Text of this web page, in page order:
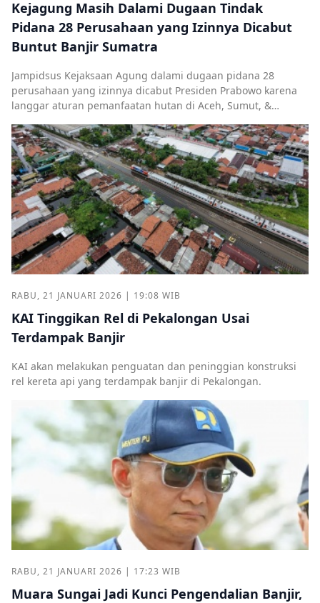
Kejagung Masih Dalami Dugaan Tindak
Pidana 28 Perusahaan yang Izinnya Dicabut
Buntut Banjir Sumatra
Jampidsus Kejaksaan Agung dalami dugaan pidana 28
perusahaan yang izinnya dicabut Presiden Prabowo karena
langgar aturan pemanfaatan hutan di Aceh, Sumut, &
RABU, 21 JANUARI 2026 | 19:08 WIB
KAI Tinggikan Rel di Pekalongan Usai
Terdampak Banjir
KAI akan melakukan penguatan dan peninggian konstruksi
rel kereta api yang terdampak banjir di Pekalongan.
RABU, 21 JANUARI 2026 | 17:23 WIB
Muara Sungai Jadi Kunci Pengendalian Banjir,